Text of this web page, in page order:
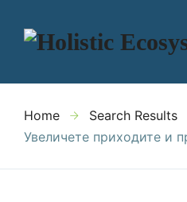
Home Search Results
Увеличете приходите и